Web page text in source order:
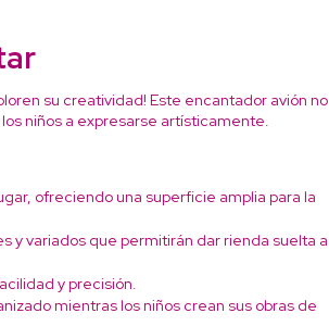
su creatividad! Este encantador avión no
niños a expresarse artísticamente.
ofreciendo una superficie amplia para la
y variados que permitirán dar rienda suelta a
y precisión.
mientras los niños crean sus obras de